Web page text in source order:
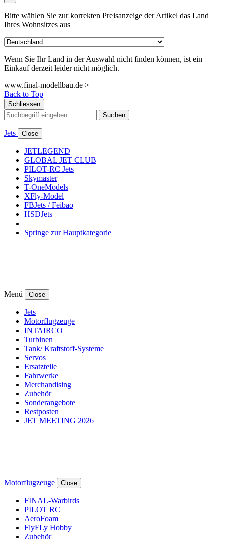
Bitte wählen Sie zur korrekten Preisanzeige der Artikel das Land
Ihres Wohnsitzes aus
Wenn Sie Ihr Land in der Auswahl nicht finden können, ist ein
Einkauf derzeit leider nicht möglich.
www.final-modellbau.de >
Back to Top
Schliessen
Suchen
Jets Close
JETLEGEND
GLOBAL JET CLUB
PILOT-RC Jets
Skymaster
T-OneModels
XFly-Model
FBJets / Feibao
HSDJets
Springe zur Hauptkategorie
Menü Close
Jets
Motorflugzeuge
INTAIRCO
Turbinen
Tank/ Kraftstoff-Systeme
Servos
Ersatzteile
Fahrwerke
Merchandising
Zubehör
Sonderangebote
Restposten
JET MEETING 2026
Motorflugzeuge Close
FINAL-Warbirds
PILOT RC
AeroFoam
FlyFLy Hobby
Zubehör